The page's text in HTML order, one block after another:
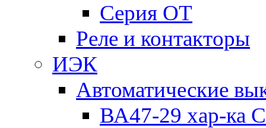
Серия ОТ
Реле и контакторы
ИЭК
Автоматические
ВА47-29 хар-ка C